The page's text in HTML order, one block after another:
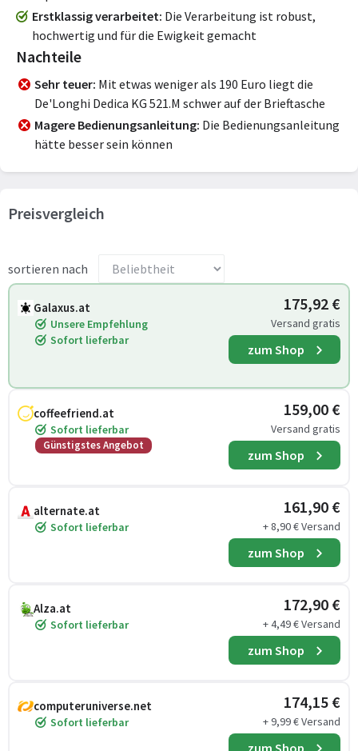
Erstklassig verarbeitet Die Verarbeitung ist robust,
hochwertig und für die Ewigkeit gemacht
Nachteile
Sehr teuer Mit etwas weniger als 190 Euro liegt die
De'Longhi Dedica KG 521.M schwer auf der Brieftasche
Magere Bedienungsanleitung Die Bedienungsanleitung
hätte besser sein können
Preisvergleich
sortieren nach
Galaxus.at
Unsere Empfehlung
Sofort lieferbar
175,92 €
Versand gratis
zum Shop
coffeefriend.at
Sofort lieferbar
Günstigstes Angebot
159,00 €
Versand gratis
zum Shop
alternate.at
Sofort lieferbar
161,90 €
+ 8,90 € Versand
zum Shop
Alza.at
Sofort lieferbar
172,90 €
+ 4,49 € Versand
zum Shop
computeruniverse.net
Sofort lieferbar
174,15 €
+ 9,99 € Versand
zum Shop